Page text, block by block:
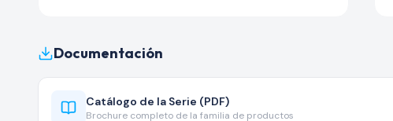
Documentación
Catálogo de la Serie (PDF)
Brochure completo de la familia de productos